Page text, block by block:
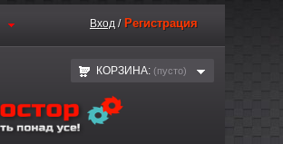
Вход / Регистрация
КОРЗИНА: (пустo)